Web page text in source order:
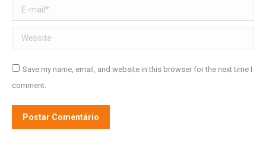
E-mail *
Website
Save my name, email, and website in this browser for the next time I
comment.
Postar Comentário